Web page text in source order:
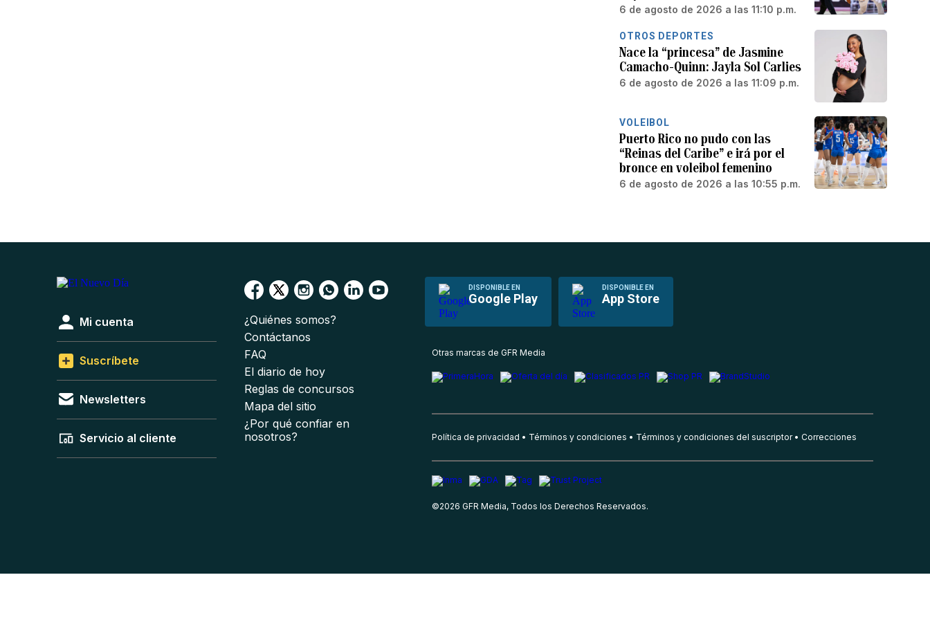
6 de agosto de 2026 a las 11:10 p.m.
OTROS DEPORTES
Nace la “princesa” de Jasmine
Camacho-Quinn: Jayla Sol Carlies
6 de agosto de 2026 a las 11:09 p.m.
VOLEIBOL
Puerto Rico no pudo con las
“Reinas del Caribe” e irá por el
bronce en voleibol femenino
6 de agosto de 2026 a las 10:55 p.m.
DISPONIBLE EN
Google Play
DISPONIBLE EN
App Store
Mi cuenta
Suscríbete
Newsletters
Servicio al cliente
¿Quiénes somos?
Contáctanos
FAQ
El diario de hoy
Reglas de concursos
Mapa del sitio
¿Por qué confiar en
nosotros?
Otras marcas de GFR Media
Política de privacidad Términos y condiciones Términos y condiciones del suscriptor Correcciones
©2026 GFR Media, Todos los Derechos Reservados.